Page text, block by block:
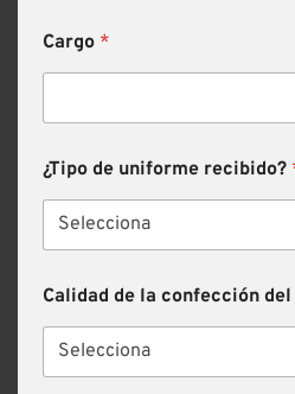
Cargo *
¿Tipo de uniforme recibido?
Calidad de la confección